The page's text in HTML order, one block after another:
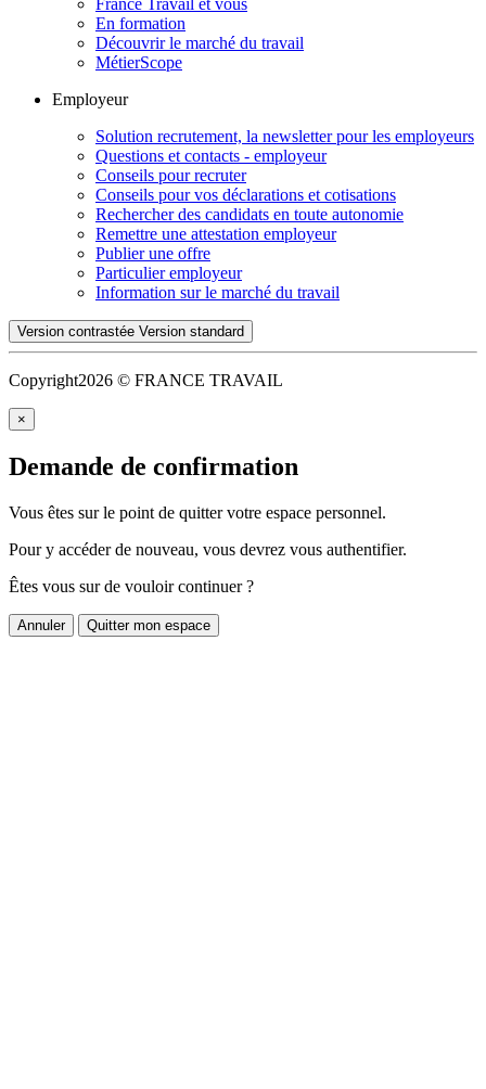
France Travail et vous
En formation
Découvrir le marché du travail
MétierScope
Employeur
Solution recrutement, la newsletter pour les employeurs
Questions et contacts - employeur
Conseils pour recruter
Conseils pour vos déclarations et cotisations
Rechercher des candidats en toute autonomie
Remettre une attestation employeur
Publier une offre
Particulier employeur
Information sur le marché du travail
Version contrastée Version standard
Copyright2026 © FRANCE TRAVAIL
×
Demande de confirmation
Vous êtes sur le point de quitter votre espace personnel.
Pour y accéder de nouveau, vous devrez vous authentifier.
Êtes vous sur de vouloir continuer ?
Annuler Quitter mon espace